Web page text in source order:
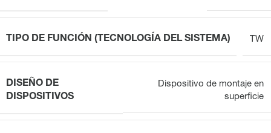
TIPO DE FUNCIÓN (TECNOLOGÍA DEL SISTEMA) TW
DISEÑO DE
DISPOSITIVOS
Dispositivo de montaje en
superficie